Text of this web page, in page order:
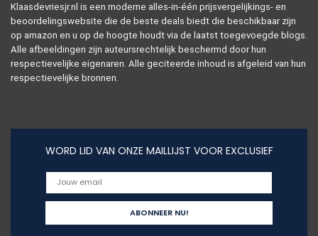
Klaasdevriesjr.nl is een moderne alles-in-één prijsvergelijkings- en
beoordelingswebsite die de beste deals biedt die beschikbaar zijn
op amazon en u op de hoogte houdt via de laatst toegevoegde blogs.
Alle afbeeldingen zijn auteursrechtelijk beschermd door hun
respectievelijke eigenaren. Alle geciteerde inhoud is afgeleid van hun
respectievelijke bronnen.
WORD LID VAN ONZE MAILLIJST VOOR EXCLUSIEF